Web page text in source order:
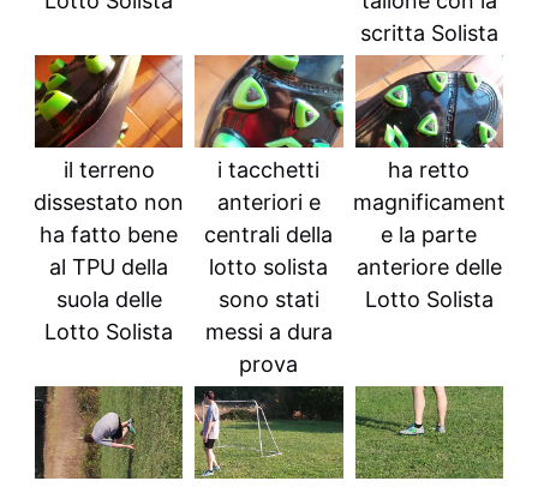
scritta Solista
il terreno
dissestato non
ha fatto bene
al TPU della
suola delle
Lotto Solista
i tacchetti
anteriori e
centrali della
lotto solista
sono stati
messi a dura
prova
ha retto
magnificament
e la parte
anteriore delle
Lotto Solista